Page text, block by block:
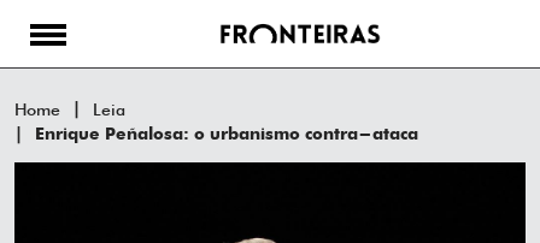
Home Leia
Enrique Peñalosa: o urbanismo contra-ataca